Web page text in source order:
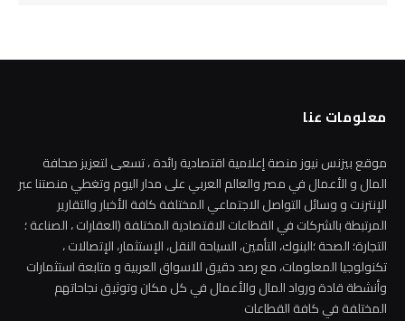
معلومات عنا
موقع بيزنس نيوز منصة إعلامية اقتصادية رائدة ، تسعى لتعزيز صحافة
المال و الأعمال في مصر والعالم العربي على مدار اليوم وتغطي منصتنا عبر
الإنترنت و وسائل التواصل الاجتماعي المختلفة كافة الأخبار والتقارير
المرتبطة بالشركات في القطاعات الاقتصادية المختلفة (العقارات ، الصناعة ؛
التجارة؛ الصحة ؛البنوك، التأمين، السياحة النقل، الإستثمار، الإتصالات ،
تكنولوجيا المعلومات، مع رصد دقيق للاسواق العربية و متابعة استثمارات
وأنشطة قادة ورواد المال والأعمال في كل مكان وتوثيق نجاحاتهم
المختلفة في كافة القطاعات